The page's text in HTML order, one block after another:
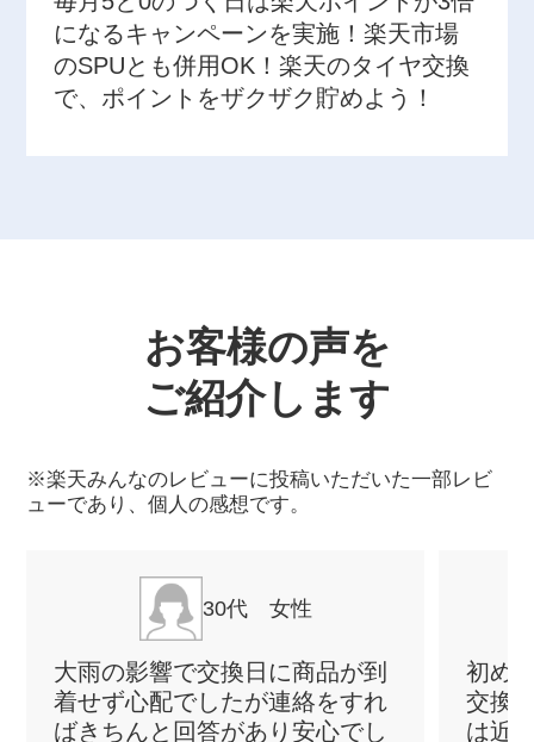
になるキャンペーンを実施！楽天市場
のSPUとも併用OK！楽天のタイヤ交換
で、ポイントをザクザク貯めよう！
お客様の声を
ご紹介します
※楽天みんなのレビューに投稿いただいた一部レビ
ューであり、個人の感想です。
30代 女性
大雨の影響で交換日に商品が到
着せず心配でしたが連絡をすれ
ばきちんと回答があり安心でし
初め
交換
は近